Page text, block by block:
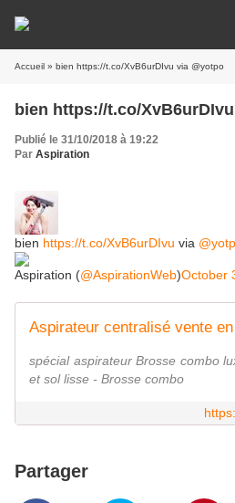
Accueil » bien https://t.co/XvB6urDIvu via @yotpo
bien https://t.co/
Publié le 31/10/2018 à 19:22
Par Aspiration
bien https://t.co/XvB6urDIvu via
Aspiration (@AspirationWeb)October
Aspirateur centralisé vente
spécial aspirateur Brosse combo
et sol lisse - Brosse combo
Partager